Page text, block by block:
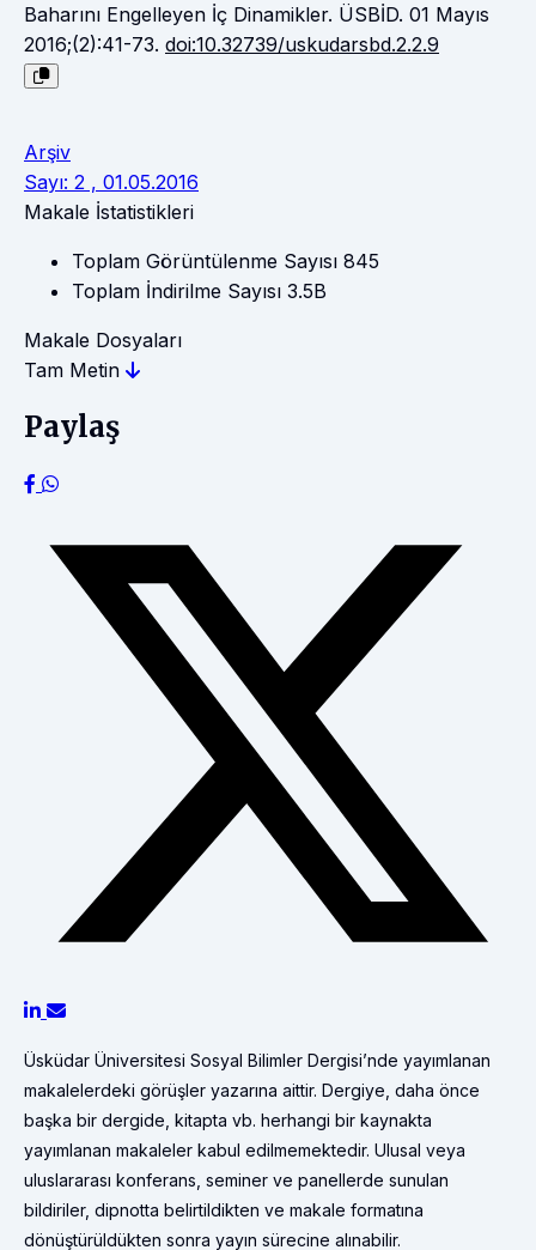
Baharını Engelleyen İç Dinamikler. ÜSBİD. 01 Mayıs
2016;(2):41-73. doi:10.32739/uskudarsbd.2.2.9
Arşiv
Sayı: 2 , 01.05.2016
Makale İstatistikleri
Toplam Görüntülenme Sayısı 845
Toplam İndirilme Sayısı 3.5B
Makale Dosyaları
Tam Metin
Paylaş
Üsküdar Üniversitesi Sosyal Bilimler Dergisi’nde yayımlanan
makalelerdeki görüşler yazarına aittir. Dergiye, daha önce
başka bir dergide, kitapta vb. herhangi bir kaynakta
yayımlanan makaleler kabul edilmemektedir. Ulusal veya
uluslararası konferans, seminer ve panellerde sunulan
bildiriler, dipnotta belirtildikten ve makale formatına
dönüştürüldükten sonra yayın sürecine alınabilir.